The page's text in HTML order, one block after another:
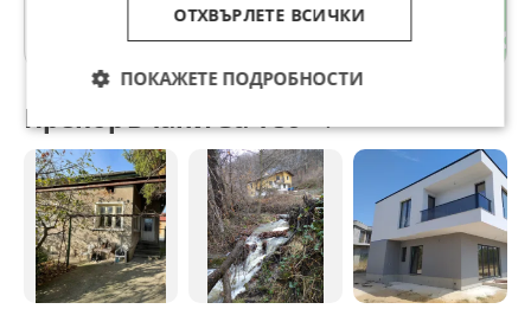
Препоръчани за теб
ОТХВЪРЛЕТЕ ВСИЧКИ
ПОКАЖЕТЕ ПОДРОБНОСТИ